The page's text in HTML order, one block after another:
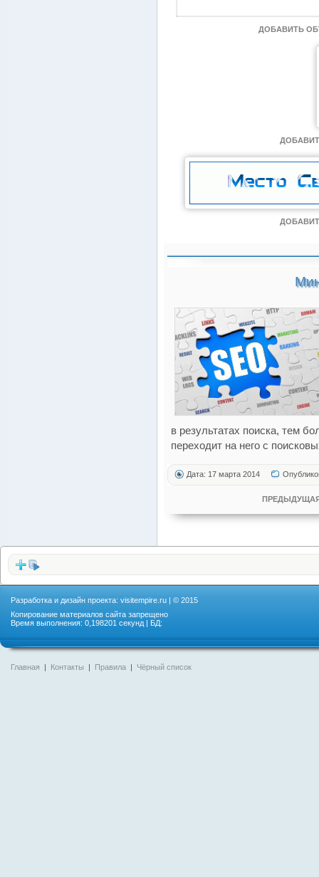
ДОБАВИТЬ
в результатах поиска, тем
переходит на него с
Дата: 17 марта 2014
Разработка и дизайн проекта: visitempire.ru | © 2015
Копирование материалов сайта запрещено
Время выполнения: 0,198201 секунд | БД:
Главная | Контакты | Правила | Чёрный список